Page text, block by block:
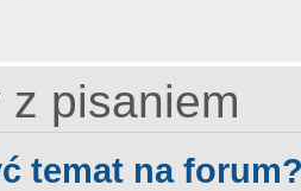
z pisaniem
temat na